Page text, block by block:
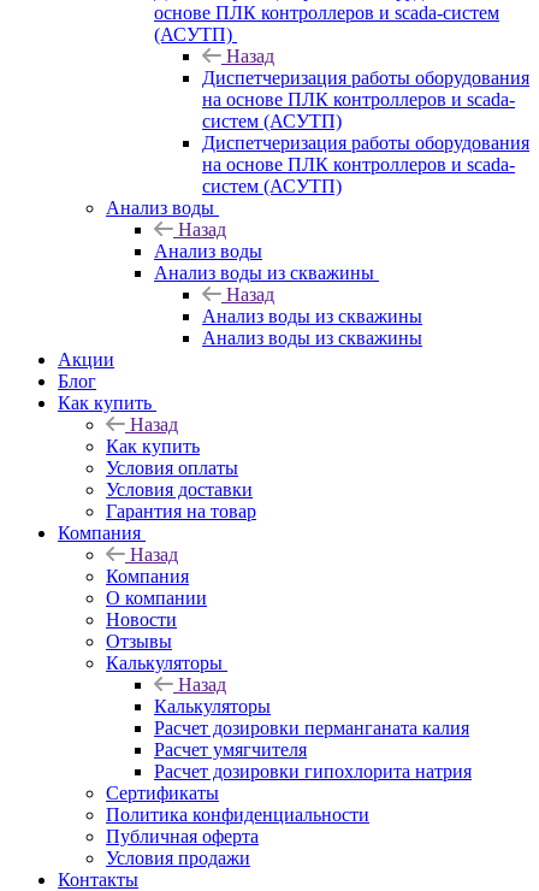
основе ПЛК контроллеров и scada-систем
(АСУТП)
Назад
Диспетчеризация работы оборудования
на основе ПЛК контроллеров и scada-
систем (АСУТП)
Диспетчеризация работы оборудования
на основе ПЛК контроллеров и scada-
систем (АСУТП)
Анализ воды
Назад
Анализ воды
Анализ воды из скважины
Назад
Анализ воды из скважины
Анализ воды из скважины
Акции
Блог
Как купить
Назад
Как купить
Условия оплаты
Условия доставки
Гарантия на товар
Компания
Назад
Компания
О компании
Новости
Отзывы
Калькуляторы
Назад
Калькуляторы
Расчет дозировки перманганата калия
Расчет умягчителя
Расчет дозировки гипохлорита натрия
Сертификаты
Политика конфиденциальности
Публичная оферта
Условия продажи
Контакты